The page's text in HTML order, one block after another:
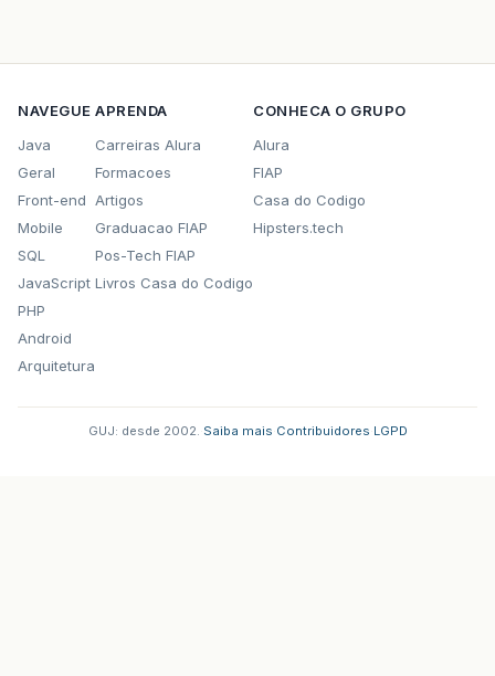
NAVEGUE
Java
Geral
Front-end
Mobile
SQL
JavaScript
PHP
Android
Arquitetura
APRENDA
Carreiras Alura
Formacoes
Artigos
Graduacao FIAP
Pos-Tech FIAP
Livros Casa do Codigo
CONHECA O GRUPO
Alura
FIAP
Casa do Codigo
Hipsters.tech
GUJ: desde 2002. Saiba mais Contribuidores LGPD